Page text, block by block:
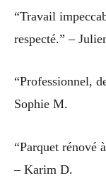
“Travail
respecté.” –
“Professionnel,
Sophie M.
“Parquet rénové
– Karim D.